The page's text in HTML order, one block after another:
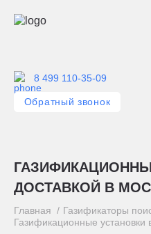
8 499 110-35-09
Обратный звонок
ДОСТАВКОЙ В
Главная
Газификаторы
Газификационные установки